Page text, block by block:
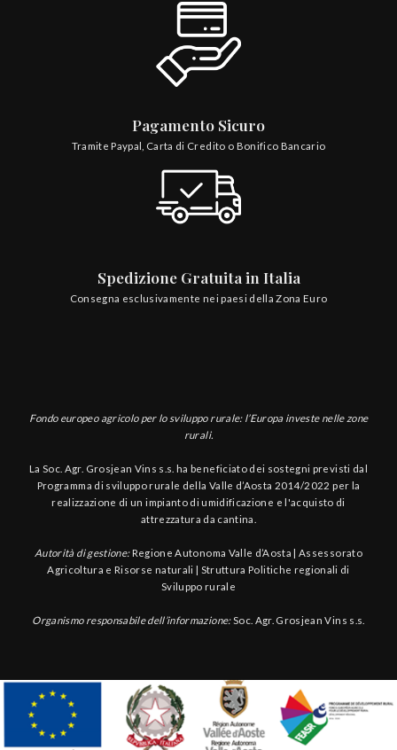
Pagamento Sicuro
Tramite Paypal, Carta di Credito o Bonifico Bancario
Spedizione Gratuita in Italia
Consegna esclusivamente nei paesi della Zona Euro
Fondo europeo agricolo per lo sviluppo rurale: l’Europa investe nelle zone
rurali.
La Soc. Agr. Grosjean Vins s.s. ha beneficiato dei sostegni previsti dal
Programma di sviluppo rurale della Valle d’Aosta 2014/2022 per la
realizzazione di un impianto di umidificazione e l'acquisto di
attrezzatura da cantina.
Autorità di gestione:Regione Autonoma Valle d’Aosta | Assessorato
Agricoltura e Risorse naturali | Struttura Politiche regionali di
Sviluppo rurale
Organismo responsabile dell’informazione:Soc. Agr. Grosjean Vins s.s.